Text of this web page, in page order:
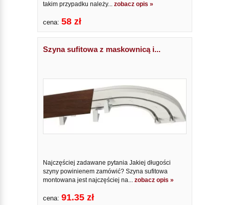
takim przypadku należy... zobacz opis »
cena: 58 zł
Szyna sufitowa z maskownicą i...
Najczęściej zadawane pytania Jakiej długości
szyny powinienem zamówić? Szyna sufitowa
montowana jest najczęściej na... zobacz opis »
cena: 91.35 zł